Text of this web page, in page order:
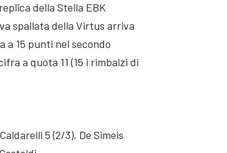
della Stella EBK
spallata della Virtus arriva
a 15 punti nel secondo
a quota 11 (15 i rimbalzi di
5 (2/3), De Simeis